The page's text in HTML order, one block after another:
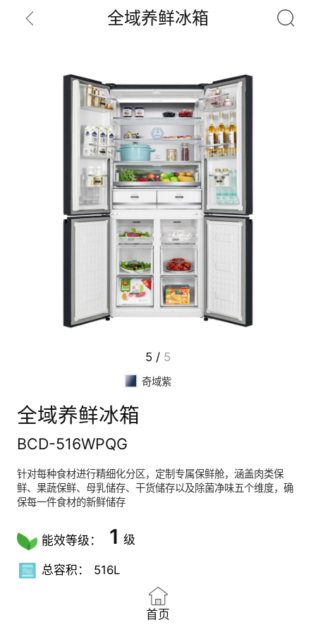
全域养鲜冰箱
5 / 5
奇域紫
全域养鲜冰箱
BCD-516WPQG
针对每种食材进行精细化分区，定制专属保鲜舱，涵盖肉类保
鲜、果蔬保鲜、母乳储存、干货储存以及除菌净味五个维度，确
保每一件食材的新鲜储存
能效等级： 1 级
总容积： 516L
首页